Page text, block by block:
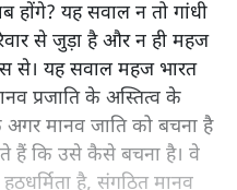
होंगे? यह सवाल न तो गांधी
से जुड़ा है और न ही महज
से। यह सवाल महज भारत
प्रजाति के अस्तित्व के
मानव जाति को बचना है
हैं कि उसे कैसे बचना है। वे
है, संगठित मानव